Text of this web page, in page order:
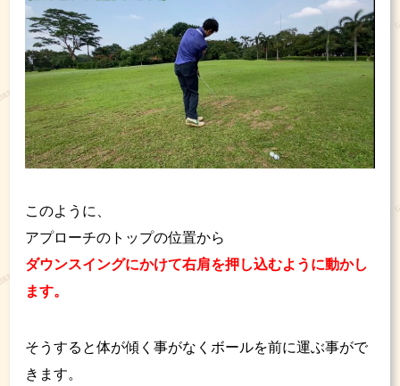
このように、
アプローチのトップの位置から
ダウンスイングにかけて右肩を押し込むように動かし
ます。
そうすると体が傾く事がなくボールを前に運ぶ事がで
きます。